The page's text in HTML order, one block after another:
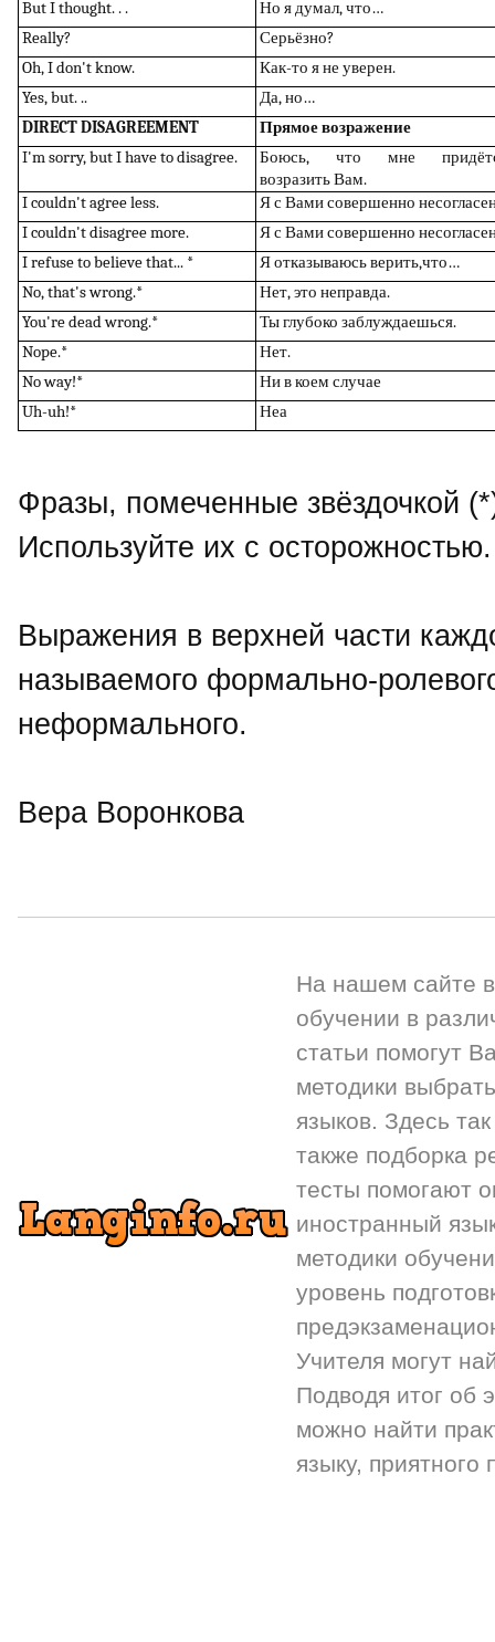
But I thought.. .
Но я думал, что…
Really?
Серьёзно?
Oh, I don't know.
Как-то я не уверен.
Yes, but...
Да, но…
DIRECT DISAGREEMENT
Прямое возражение
I'm sorry, but I have to disagree.
Боюсь, что мне
возразить Вам.
I couldn't agree less.
Яс Вамисовершенно не
I couldn't disagree more.
Яс Вамисовершенно не
I refuse to believe that... *
Яотказываюсь верить,что…
No, that's wrong.*
Нет, это неправда.
You're dead wrong.*
Ты глубоко заблуждаешься.
Nope.*
Нет.
No way!*
Ни в коем случае
Uh-uh!*
Неа
Фразы, помеченные звёздочкой
Используйте их с осторожностью.
Выражения в верхней части
называемого формально-
неформального.
Вера Воронкова
На нашем сайте
обучении в
статьи помогут
методики
языков. Здесь
также подборка
тесты помогают
иностранный
методики
уровень
Учителя могут
Подводя итог об
можно найти
языку,